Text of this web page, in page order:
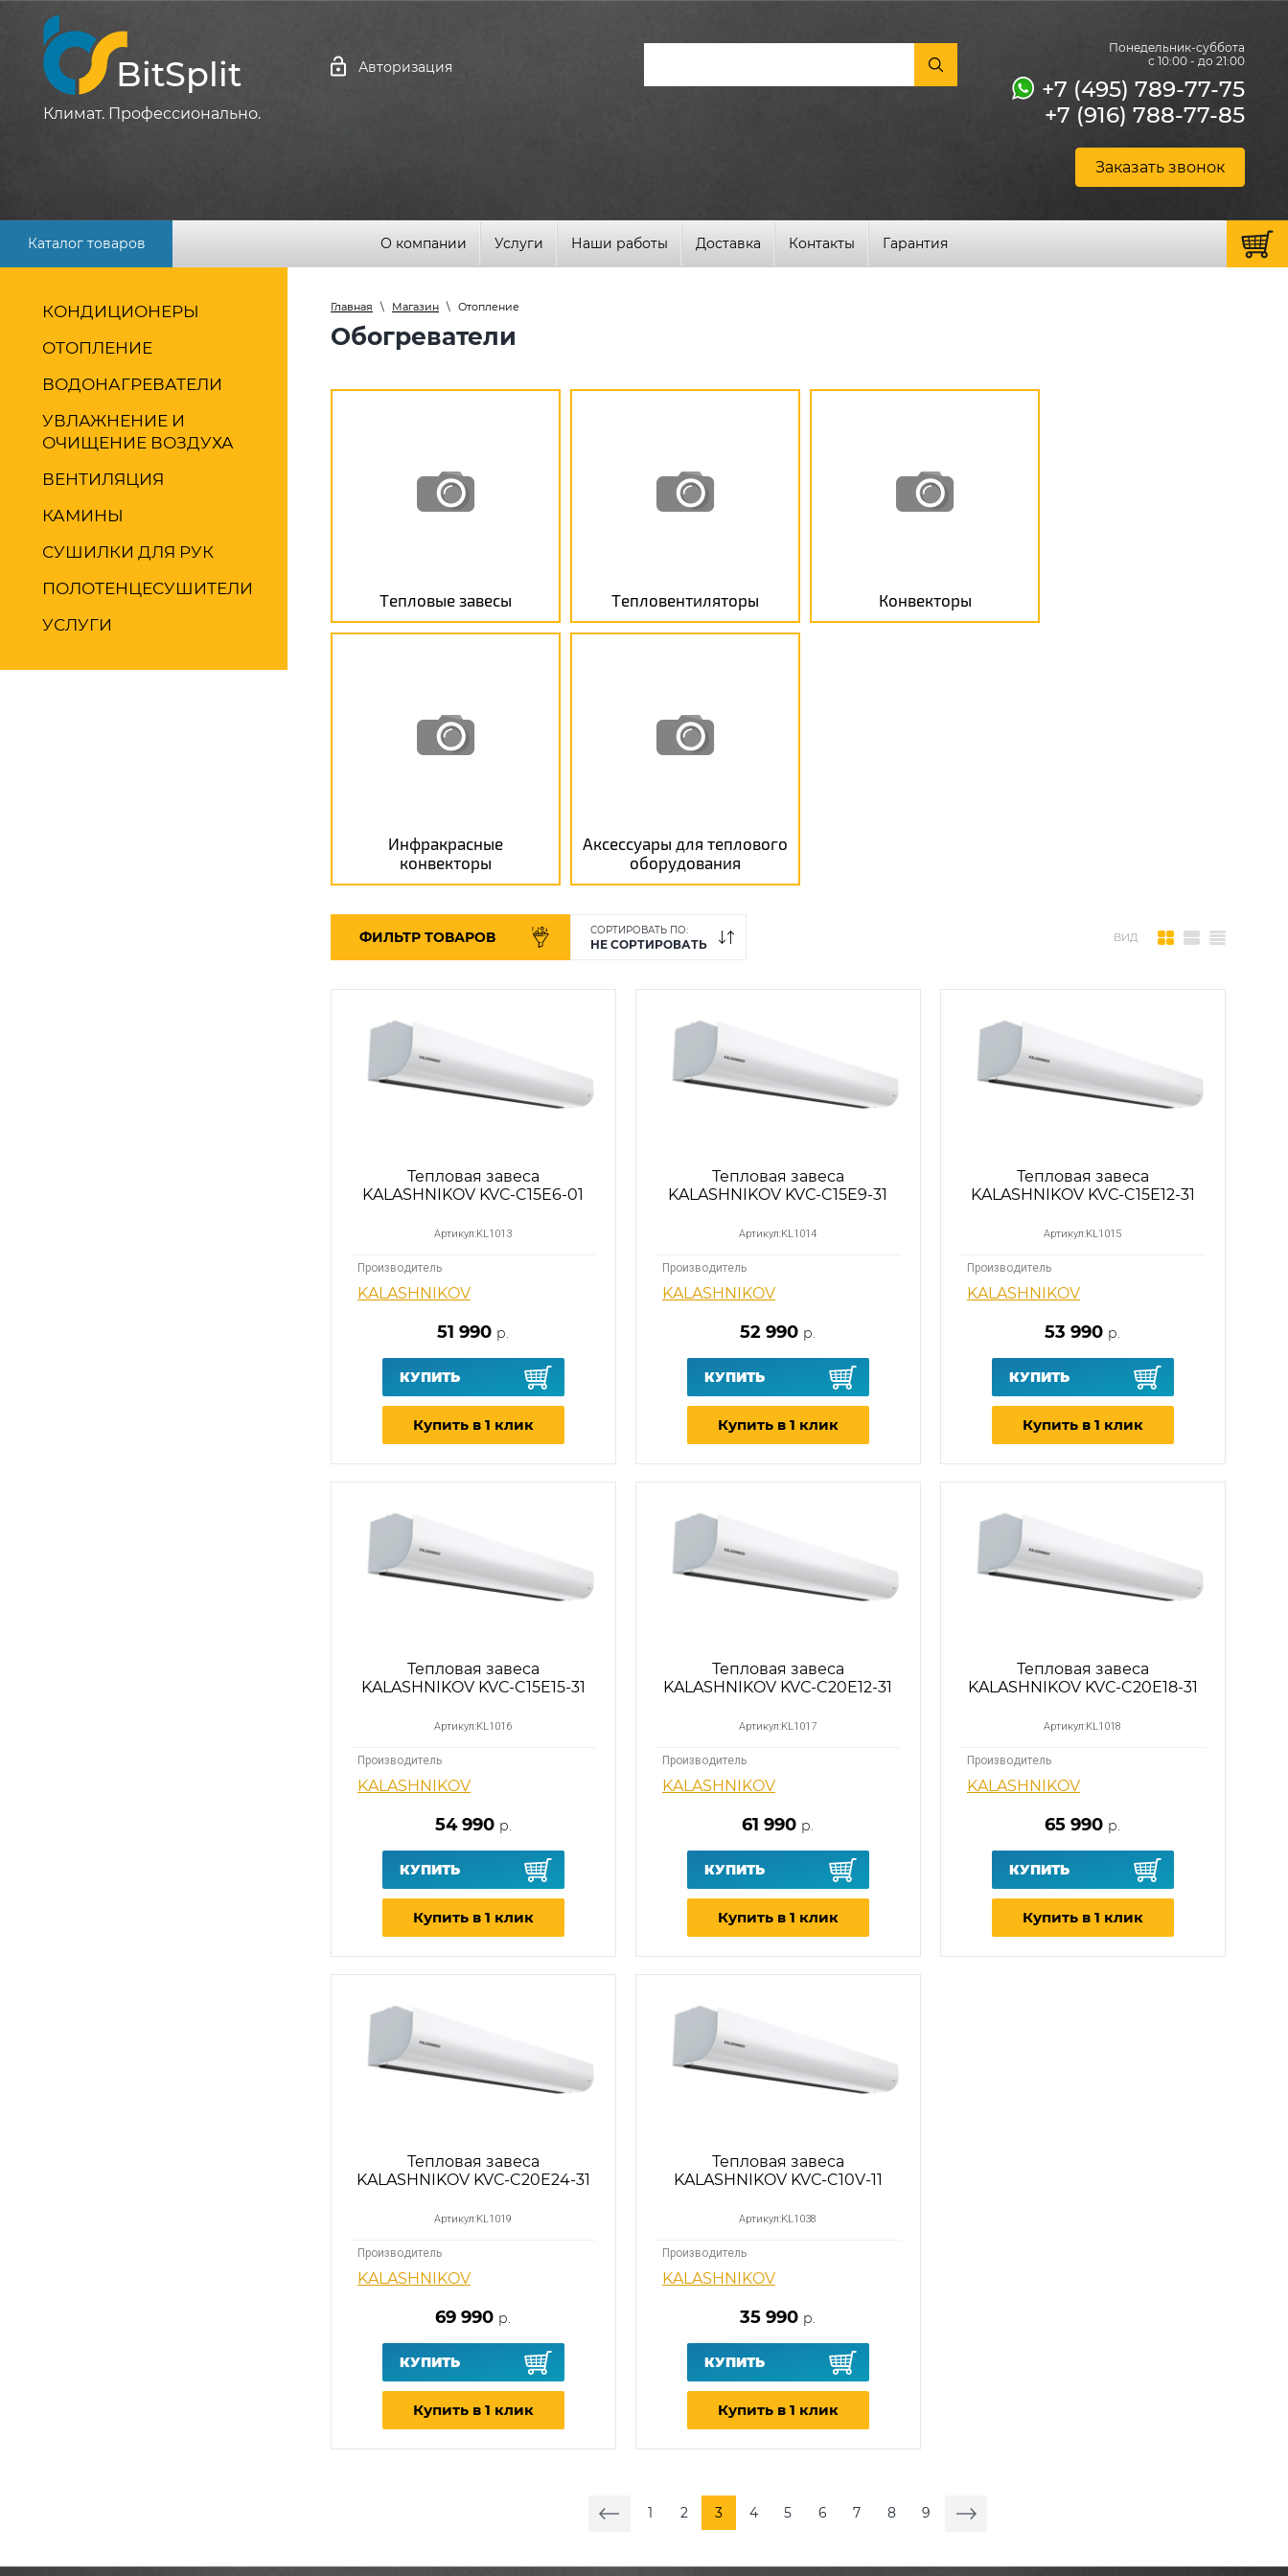
BitSplit
Климат. Профессионально.
Авторизация
Понедельник-суббота
с 10:00 - до 21:00
+7 (495) 789-77-75
+7 (916) 788-77-85
Заказать звонок
Каталог товаров О компании Услуги Наши работы Доставка Контакты Гарантия
КОНДИЦИОНЕРЫ
ОТОПЛЕНИЕ
ВОДОНАГРЕВАТЕЛИ
УВЛАЖНЕНИЕ И
ОЧИЩЕНИЕ ВОЗДУХА
ВЕНТИЛЯЦИЯ
КАМИНЫ
СУШИЛКИ ДЛЯ РУК
ПОЛОТЕНЦЕСУШИТЕЛИ
УСЛУГИ
Главная \ Магазин \ Отопление
Обогреватели
Тепловые завесы Тепловентиляторы Конвекторы
Инфракрасные
конвекторы
Аксессуары для теплового
оборудования
ФИЛЬТР ТОВАРОВ СОРТИРОВАТЬ ПО:
НЕ СОРТИРОВАТЬ
ВИД
Тепловая завеса
KALASHNIKOV KVС-C15E6-01
Артикул:KL1013
Производитель
KALASHNIKOV
51 990 р.
КУПИТЬ
Купить в 1 клик
Тепловая завеса
KALASHNIKOV KVС-C15E9-31
Артикул:KL1014
Производитель
KALASHNIKOV
52 990 р.
КУПИТЬ
Купить в 1 клик
Тепловая завеса
KALASHNIKOV KVС-C15E12-31
Артикул:KL1015
Производитель
KALASHNIKOV
53 990 р.
КУПИТЬ
Купить в 1 клик
Тепловая завеса
KALASHNIKOV KVС-C15E15-31
Артикул:KL1016
Производитель
KALASHNIKOV
54 990 р.
КУПИТЬ
Купить в 1 клик
Тепловая завеса
KALASHNIKOV KVС-C20E12-31
Артикул:KL1017
Производитель
KALASHNIKOV
61 990 р.
КУПИТЬ
Купить в 1 клик
Тепловая завеса
KALASHNIKOV KVС-C20E18-31
Артикул:KL1018
Производитель
KALASHNIKOV
65 990 р.
КУПИТЬ
Купить в 1 клик
Тепловая завеса
KALASHNIKOV KVС-C20E24-31
Артикул:KL1019
Производитель
KALASHNIKOV
69 990 р.
КУПИТЬ
Купить в 1 клик
Тепловая завеса
KALASHNIKOV KVС-C10V-11
Артикул:KL1038
Производитель
KALASHNIKOV
35 990 р.
КУПИТЬ
Купить в 1 клик
1 2 3 4 5 6 7 8 9